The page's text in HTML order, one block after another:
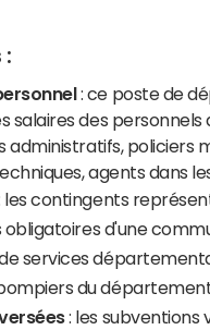
:
: ce poste de
salaires des
administratifs, policiers
agents dans
les contingents
d'une
services
du
: les subventions